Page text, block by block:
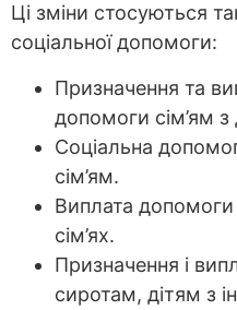
Ці зміни стосуються
соціальної допомоги:
Призначення та
допомоги сім’ям з
Соціальна
сім’ям.
Виплата допомоги
сім’ях.
Призначення і
сиротам, дітям з